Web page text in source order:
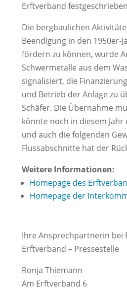
Erftverband
Die bergbaulichen
Beendigung in den 1950er-
fördern zu können, wurde
Schwermetalle aus dem
signalisiert, die
und Betrieb der Anlage zu
Schäfer. Die Übernahme
könnte noch in diesem
und auch die folgenden
Flussabschnitte hat der
Weitere Informationen:
Homepage des
Homepage der
Ihre Ansprechpartnerin bei
Erftverband – Pressestelle
Ronja Thiemann
Am Erftverband 6